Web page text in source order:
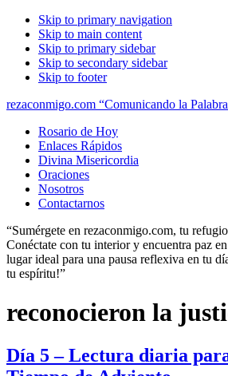
Skip to primary navigation
Skip to main content
Skip to primary sidebar
Skip to secondary sidebar
Skip to footer
rezaconmigo.com “Comunicando la
Rosario de Hoy
Enlaces Rápidos
Divina Misericordia
Oraciones
Nosotros
Contactarnos
“Sumérgete en rezaconmigo.com, tu
Conéctate con tu interior y encuentra paz
lugar ideal para una pausa reflexiva en tu
tu espíritu!”
reconocieron la
Día 5 – Lectura diaria para